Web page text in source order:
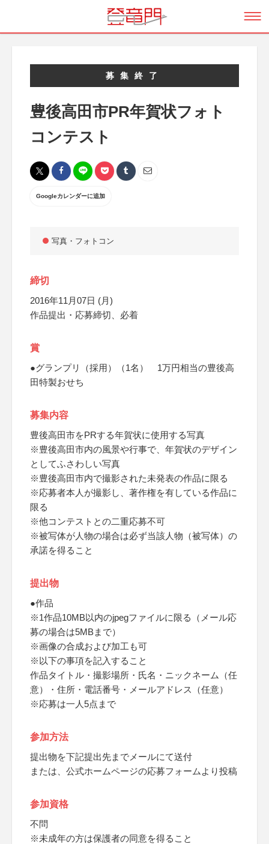
募集終了
豊後高田市PR年賀状フォト
コンテスト
Googleカレンダーに追加
写真・フォトコン
締切
2016年11月07日 (月)
作品提出・応募締切、必着
賞
●グランプリ（採用）（1名） 1万円相当の豊後高
田特製おせち
募集内容
豊後高田市をPRする年賀状に使用する写真
※豊後高田市内の風景や行事で、年賀状のデザイン
としてふさわしい写真
※豊後高田市内で撮影された未発表の作品に限る
※応募者本人が撮影し、著作権を有している作品に
限る
※他コンテストとの二重応募不可
※被写体が人物の場合は必ず当該人物（被写体）の
承諾を得ること
提出物
●作品
※1作品10MB以内のjpegファイルに限る（メール応
募の場合は5MBまで）
※画像の合成および加工も可
※以下の事項を記入すること
作品タイトル・撮影場所・氏名・ニックネーム（任
意）・住所・電話番号・メールアドレス（任意）
※応募は一人5点まで
参加方法
提出物を下記提出先までメールにて送付
または、公式ホームページの応募フォームより投稿
参加資格
不問
※未成年の方は保護者の同意を得ること